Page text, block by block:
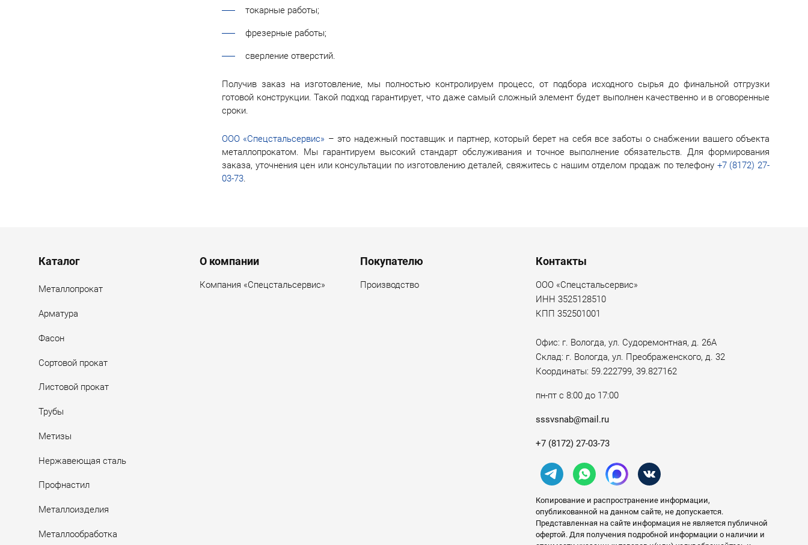
токарные работы;
фрезерные работы;
сверление отверстий.
Получив заказ на изготовление, мы полностью контролируем процесс, от подбора исходного сырья до финальной отгрузки
готовой конструкции. Такой подход гарантирует, что даже самый сложный элемент будет выполнен качественно и в оговоренные
сроки.
ООО «Спецстальсервис» – это надежный поставщик и партнер, который берет на себя все заботы о снабжении вашего объекта
металлопрокатом. Мы гарантируем высокий стандарт обслуживания и точное выполнение обязательств. Для формирования
заказа, уточнения цен или консультации по изготовлению деталей, свяжитесь с нашим отделом продаж по телефону +7 (8172) 27-
03-73.
Menu footer
Каталог
Металлопрокат
Арматура
Фасон
Сортовой прокат
Листовой прокат
Трубы
Метизы
Нержавеющая сталь
Профнастил
Металлоизделия
Металлообработка
О компании
Компания «Спецстальсервис»
Покупателю
Производство
Контакты
ООО «Спецстальсервис»
ИНН 3525128510
КПП 352501001
Офис: г. Вологда, ул. Судоремонтная, д. 26А
Склад: г. Вологда, ул. Преображенского, д. 32
Координаты: 59.222799, 39.827162
пн-пт с 8:00 до 17:00
sssvsnab@mail.ru
+7 (8172) 27-03-73
Копирование и распространение информации,
опубликованной на данном сайте, не допускается.
Представленная на сайте информация не является публичной
офертой. Для получения подробной информации о наличии и